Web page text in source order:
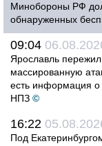
Минобороны РФ
обнаруженных
09:04
Ярославль пережил
массированную
есть информация о
НПЗ ©
16:22
Под